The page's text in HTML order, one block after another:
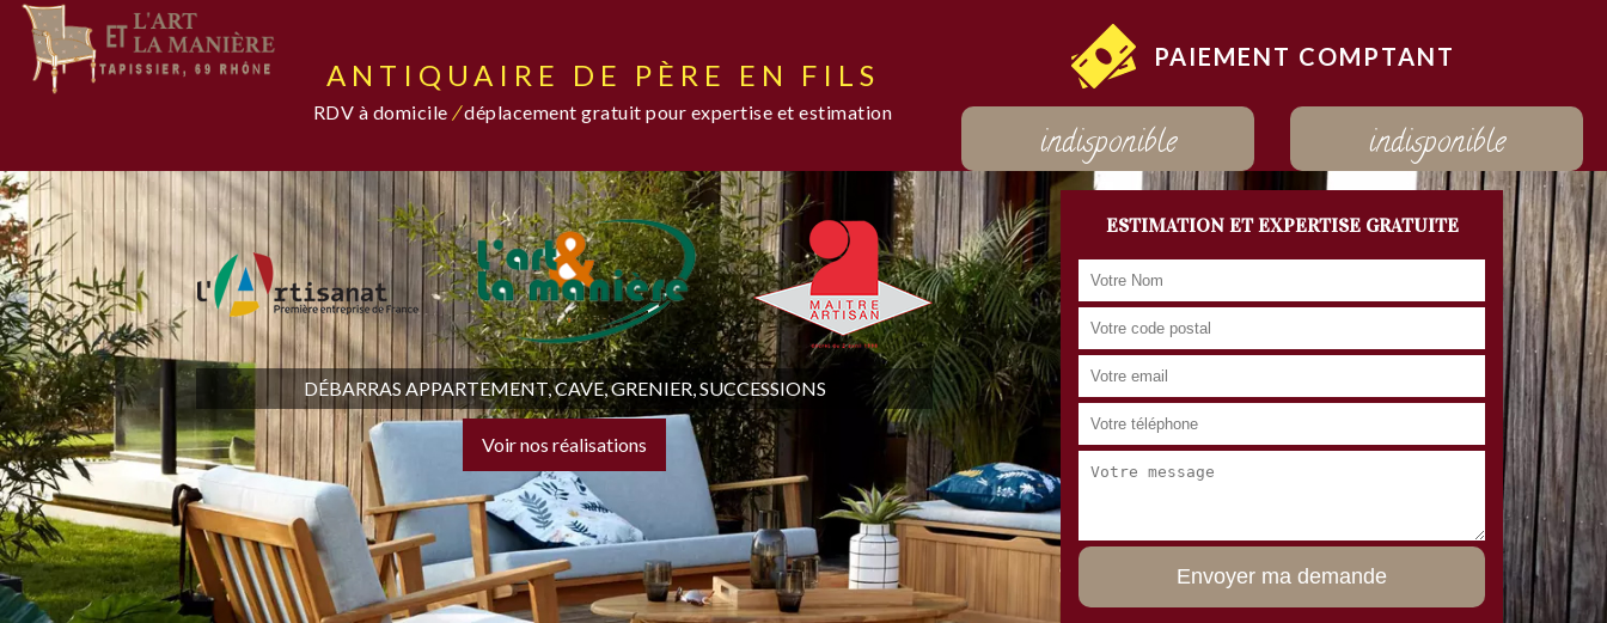
ANTIQUAIRE DE PÈRE EN FILS
RDV à domicile /déplacement gratuit pour expertise et estimation
PAIEMENT COMPTANT
indisponible indisponible
DÉBARRAS APPARTEMENT, CAVE, GRENIER, SUCCESSIONS
Voir nos réalisations
ESTIMATION ET EXPERTISE GRATUITE